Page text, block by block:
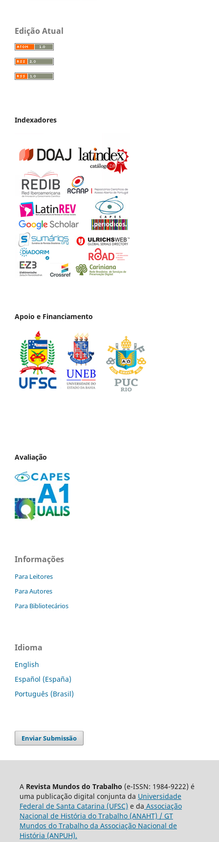
Edição Atual
Indexadores
Apoio e Financiamento
Avaliação
Informações
Para Leitores
Para Autores
Para Bibliotecários
Idioma
English
Español (España)
Português (Brasil)
Enviar Submissão
A Revista Mundos do Trabalho (e-ISSN: 1984-9222) é
uma publicação digital conjunta da Universidade
Federal de Santa Catarina (UFSC) e da Associação
Nacional de História do Trabalho (ANAHT) / GT
Mundos do Trabalho da Associação Nacional de
História (ANPUH).